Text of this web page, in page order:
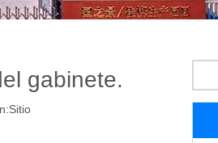
gabinete.
Sitio